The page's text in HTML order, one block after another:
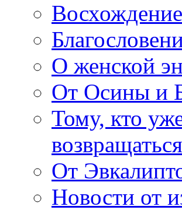
О женской
От Осины и
Тому, кто
возвращаться
От
Новости от